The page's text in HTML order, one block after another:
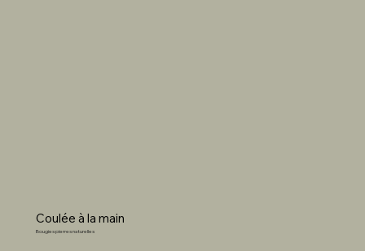
Coulée à la main
Bougies pierres naturelles